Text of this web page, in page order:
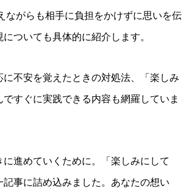
ながらも相手に負担をかけずに思いを伝
ついても具体的に紹介します。
不安を覚えたときの対処法、「楽しみ
すぐに実践できる内容も網羅していま
進めていくために。「楽しみにして
事に詰め込みました。あなたの想い